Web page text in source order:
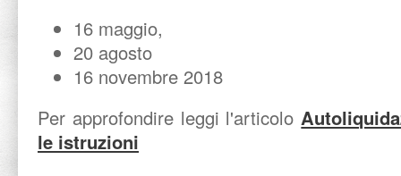
16 maggio,
20 agosto
16 novembre 2018
Per approfondire leggi l'articolo
le istruzioni